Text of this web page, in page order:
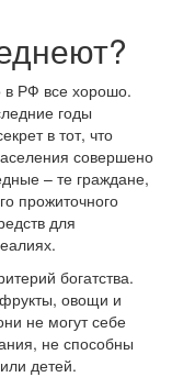
в РФ все хорошо.
годы
в тот, что
совершено
– те граждане,
прожиточного
для
богатства.
овощи и
не могут себе
не способны
детей.